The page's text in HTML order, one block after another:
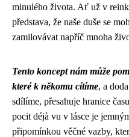
minulého života. Ať už v
představa, že naše duše se
zamilovávat napříč mnoha
Tento koncept nám může
které k někomu cítíme, a
sdílíme, přesahuje hranice
pocit déjà vu v lásce je
připomínkou věčné vazby,